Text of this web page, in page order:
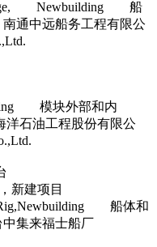
Newbuilding 船
中远船务工程有限公
模块外部和内
油工程股份有限公
，新建项目
船体和
集来福士船厂